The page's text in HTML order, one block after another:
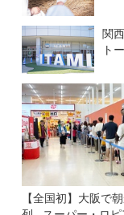
関
ト
【全国初】大阪で